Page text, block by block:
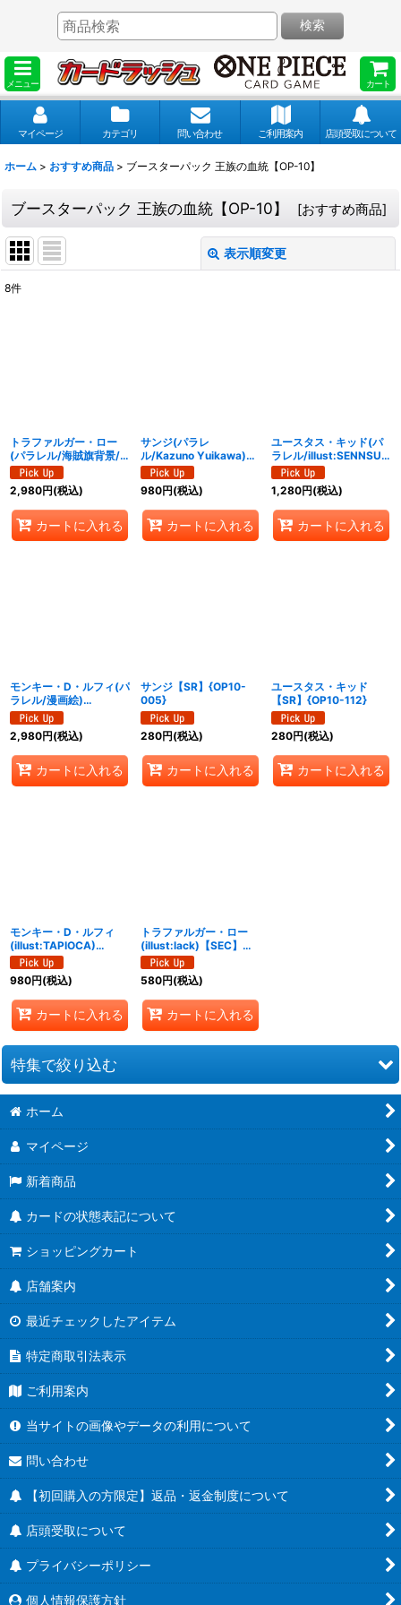
メニュー カート
検索
マイページ カテゴリ 問い合わせ ご利用案内 店頭受取について
ホーム > おすすめ商品 > ブースターパック 王族の血統【OP-10】
ブースターパック 王族の血統【OP-10】 [おすすめ商品]
表示順変更
8件
トラファルガー・ロー
(パラレル/海賊旗背景/
漫画絵)【SEC/P】
{OP10-119}
2,980円(税込)
カートに入れる
サンジ(パラレ
ル/Kazuno Yuikawa)
【SR/P】{OP10-005}
980円(税込)
カートに入れる
ユースタス・キッド(パ
ラレル/illust:SENNSU)
【SR/P】{OP10-112}
1,280円(税込)
カートに入れる
モンキー・D・ルフィ(パ
ラレル/漫画絵)
【SEC/P】{OP10-118}
2,980円(税込)
カートに入れる
サンジ【SR】{OP10-
005}
280円(税込)
カートに入れる
ユースタス・キッド
【SR】{OP10-112}
280円(税込)
カートに入れる
モンキー・D・ルフィ
(illust:TAPIOCA)
【SEC】{OP10-118}
980円(税込)
カートに入れる
トラファルガー・ロー
(illust:lack)【SEC】
{OP10-119}
580円(税込)
カートに入れる
特集で絞り込む
スタートデッキ 6色新スタートデッキ【ST-31〜36】
ブースターパック 決戦の刻【OP-16】
スタートデッキEX ルフィ&エース【ST-30】
エクストラブースター EGGHEAD CRISIS【EB-04】
ブースターパック 蒼海の七傑【OP-14】
プロモーションカードセット2025【P】
プレミアムカードコレクション - ベストセレクションvol.5 -
ブースターパック 受け継がれる意志【OP-13】
トレジャーキャンペーンパック【P】
プレミアムブースター ONE PIECE CARD THE BEST
vol.2【PRB-02】
ホーム
マイページ
新着商品
カードの状態表記について
ショッピングカート
店舗案内
最近チェックしたアイテム
特定商取引法表示
ご利用案内
当サイトの画像やデータの利用について
問い合わせ
【初回購入の方限定】返品・返金制度について
店頭受取について
プライバシーポリシー
個人情報保護方針